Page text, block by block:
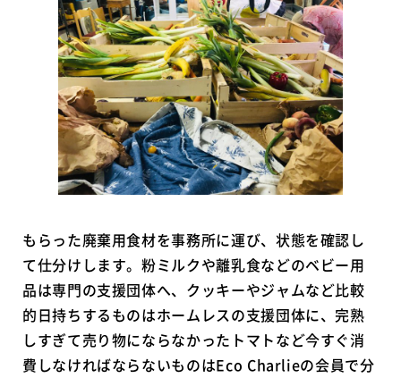
もらった廃棄用食材を事務所に運び、状態を確認し
て仕分けします。粉ミルクや離乳食などのベビー用
品は専門の支援団体へ、クッキーやジャムなど比較
的日持ちするものはホームレスの支援団体に、完熟
しすぎて売り物にならなかったトマトなど今すぐ消
費しなければならないものはEco Charlieの会員で分